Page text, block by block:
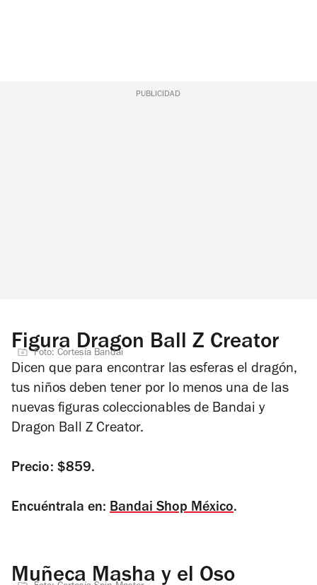
PUBLICIDAD
Figura Dragon Ball Z Creator
Foto: Cortesía Bandai
Dicen que para encontrar las esferas el dragón,
tus niños deben tener por lo menos una de las
nuevas figuras coleccionables de Bandai y
Dragon Ball Z Creator.
Precio: $859.
Encuéntrala en: Bandai Shop México.
Muñeca Masha y el Oso